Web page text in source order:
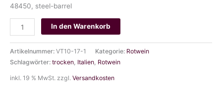
48450, steel-barrel
CHIANTI
DOCG
CHIANTI
Menge
In den Warenkorb
Artikelnummer: VT10-17-1 Kategorie: Rotwein
Schlagwörter: trocken Italien Rotwein
inkl. 19 % MwSt. zzgl. Versandkosten